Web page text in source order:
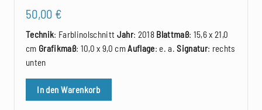
50,00 €
Technik: Farblinolschnitt Jahr: 2018 Blattmaß: 15,6 x 21,0
cm Grafikmaß: 10,0 x 9,0 cmAuflage: e. a.Signatur: rechts
unten
In den Warenkorb